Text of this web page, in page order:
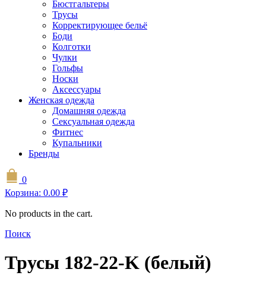
Бюстгальтеры
Трусы
Корректирующее бельё
Боди
Колготки
Чулки
Гольфы
Носки
Аксессуары
Женская одежда
Домашняя одежда
Сексуальная одежда
Фитнес
Купальники
Бренды
0
Корзина: 0.00 ₽
No products in the cart.
Поиск
Трусы 182-22-K (белый)